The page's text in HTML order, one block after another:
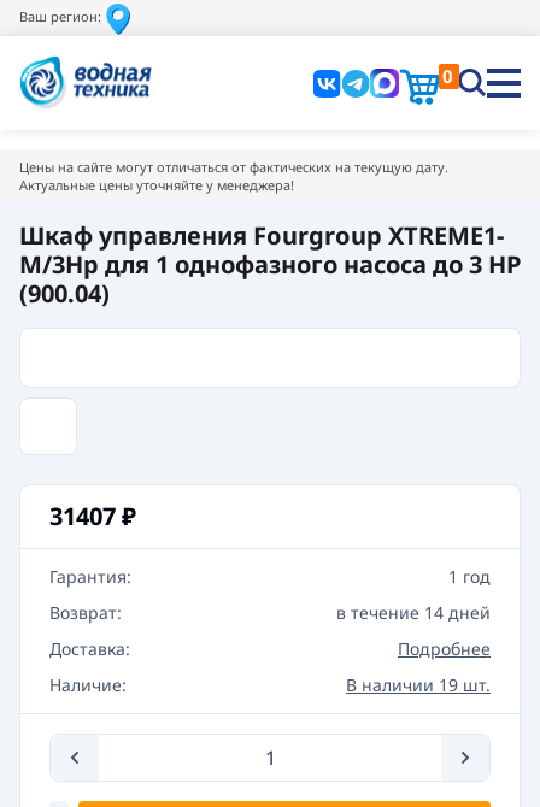
Ваш регион:
0
Цены на сайте могут отличаться от фактических на текущую дату.
Актуальные цены уточняйте у менеджера!
Шкаф управления Fourgroup XTREME1-
M/3Hp для 1 однофазного насоса до 3 HP
(900.04)
31407₽
Гарантия:
1 год
Возврат:
в течение 14 дней
Доставка:
Подробнее
Наличие:
В наличии 19 шт.